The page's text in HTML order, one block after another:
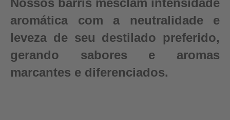
Nossos barris mesclam intensidade
aromática com a neutralidade e
leveza de seu destilado preferido,
gerando sabores e aromas
marcantes e diferenciados.